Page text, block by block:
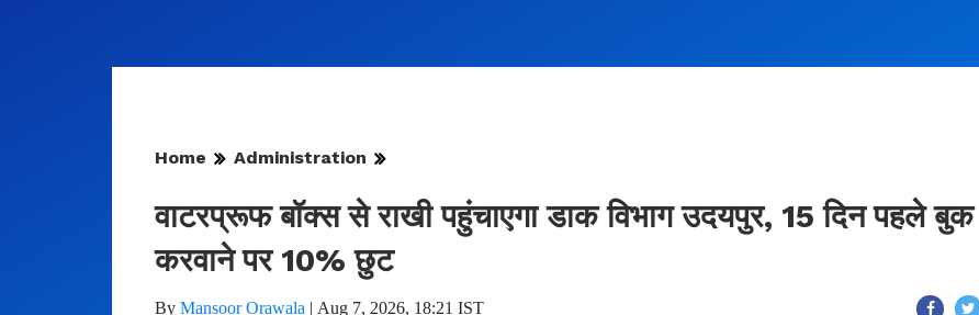
Home Administration
वाटरप्रूफ बॉक्स से राखी पहुंचाएगा डाक विभाग उदयपुर, 15 दिन पहले बुक
करवाने पर 10% छुट
By Mansoor Orawala | Aug 7, 2026, 18:21 IST